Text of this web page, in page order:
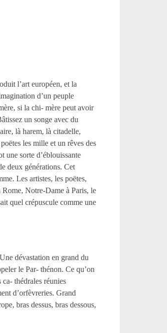
l’art européen, et la
d’un peuple
si la chi- mère peut avoir
un songe avec du
là harem, là citadelle,
les mille et un rêves des
une sorte d’éblouissante
deux générations. Cet
Les artistes, les poëtes,
Rome, Notre-Dame à Paris, le
quel crépuscule comme une
dévastation en grand du
le Par- thénon. Ce qu’on
thédrales réunies
d’orfèvreries. Grand
bras dessus, bras dessous,